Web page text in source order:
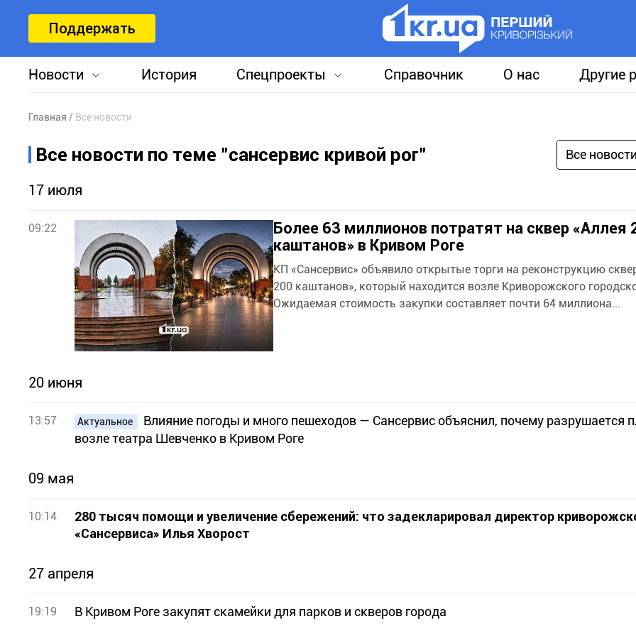
Поддержать
Новости История Спецпроекты Справочник О нас Другие
Главная Все новости
Все новости по теме "сансервис кривой рог" Все новости
17 июля
09:22
Более 63 миллионов потратят на сквер «Аллея
каштанов» в Кривом Роге
КП «Сансервис» объявило открытые торги на реконструкцию
200 каштанов», который находится возле Криворожского
Ожидаемая стоимость закупки составляет почти 64 миллиона...
20 июня
13:57 Актуальное
Влияние погоды и много пешеходов — Сансервис объяснил, почему разрушается
возле театра Шевченко в Кривом Роге
09 мая
10:14
280 тысяч помощи и увеличение сбережений: что задекларировал директор
«Сансервиса» Илья Хворост
27 апреля
19:19 В Кривом Роге закупят скамейки для парков и скверов города